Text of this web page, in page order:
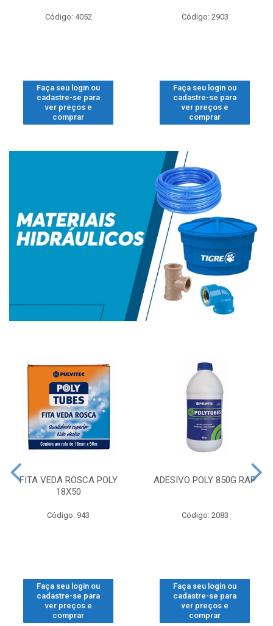
Código: 4052
Faça seu login ou
cadastre-se para
ver preços e
comprar
Código: 2903
Faça seu login ou
cadastre-se para
ver preços e
comprar
FITA VEDA ROSCA POLY
18X50
Código: 943
Faça seu login ou
cadastre-se para
ver preços e
comprar
ADESIVO POLY 850G RAP
Código: 2083
Faça seu login ou
cadastre-se para
ver preços e
comprar